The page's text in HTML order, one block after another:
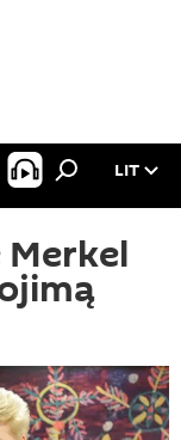
LIT